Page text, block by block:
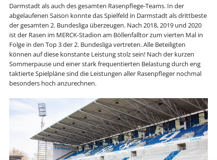
Darmstadt als auch des gesamten Rasenpflege-Teams. In der
abgelaufenen Saison konnte das Spielfeld in Darmstadt als drittbeste
der gesamten 2. Bundesliga überzeugen. Nach 2018, 2019 und 2020
ist der Rasen im MERCK-Stadion am Böllenfalltor zum vierten Mal in
Folge in den Top 3 der 2. Bundesliga vertreten. Alle Beteiligten
können auf diese konstante Leistung stolz sein! Nach der kurzen
Sommerpause und einer stark frequentierten Belastung durch eng
taktierte Spielpläne sind die Leistungen aller Rasenpfleger nochmal
besonders hoch anzurechnen.